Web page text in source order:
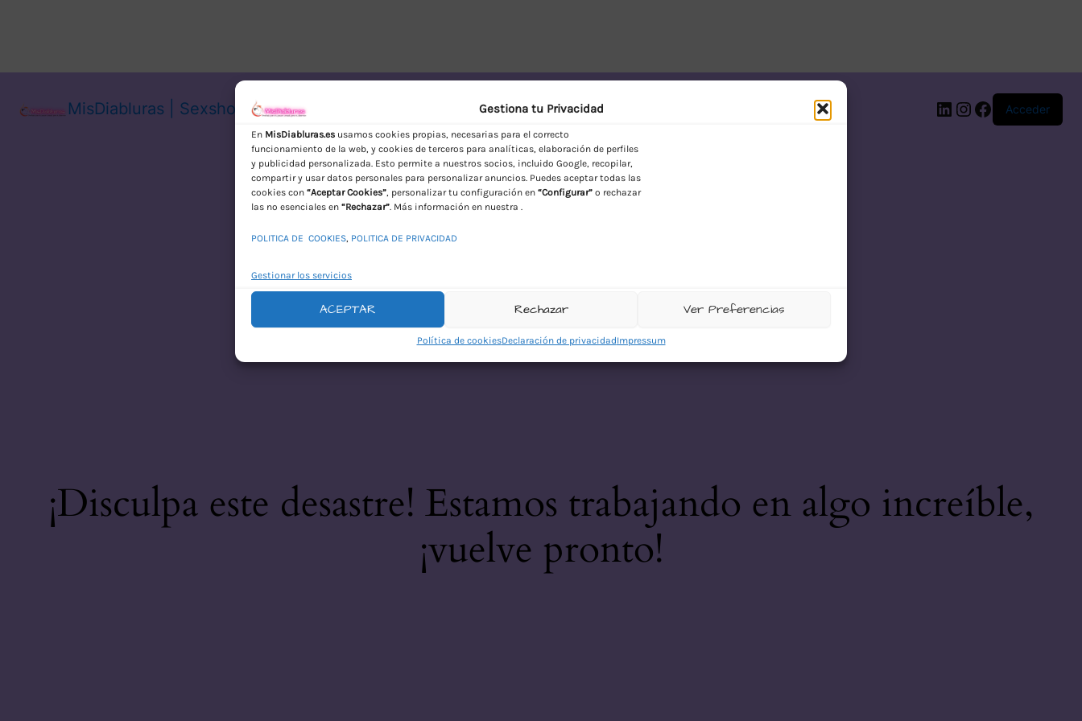
Gestiona tu Privacidad
En MisDiabluras.es usamos cookies propias, necesarias para el correcto
funcionamiento de la web, y cookies de terceros para analíticas, elaboración de perfiles
y publicidad personalizada. Esto permite a nuestros socios, incluido Google, recopilar,
compartir y usar datos personales para personalizar anuncios. Puedes aceptar todas las
cookies con “Aceptar Cookies”, personalizar tu configuración en “Configurar” o rechazar
las no esenciales en “Rechazar”. Más información en nuestra .
POLITICA DE COOKIES, POLITICA DE PRIVACIDAD
Gestionar los servicios
ACEPTAR Rechazar Ver Preferencias
Política de cookiesDeclaración de privacidadImpressum
MisDiabluras | Sexshop Online con Envío Discreto en España
LinkedIn
Instagram
Facebook
Acceder
¡Disculpa este desastre! Estamos trabajando en algo increíble,
¡vuelve pronto!